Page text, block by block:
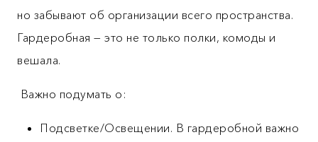
но забывают об организации всего пространства.
Гардеробная — это не только полки, комоды и
вешала.
Важно подумать о:
Подсветке/Освещении. В гардеробной важно